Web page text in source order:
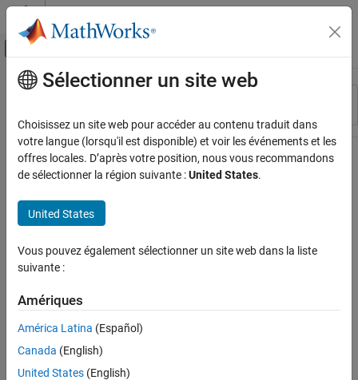
Passer au contenu
Activer/désactiver l'affichage du menu
Ressource
Contenu principal
Sélectionner un site web
Choisissez un site web pour accéder au contenu traduit dans
votre langue (lorsqu'il est disponible) et voir les événements et les
offres locales. D’après votre position, nous vous recommandons
de sélectionner la région suivante :United States.
United States
Vous pouvez également sélectionner un site web dans la liste
suivante :
Amériques
América Latina (Español)
Canada (English)
United States (English)